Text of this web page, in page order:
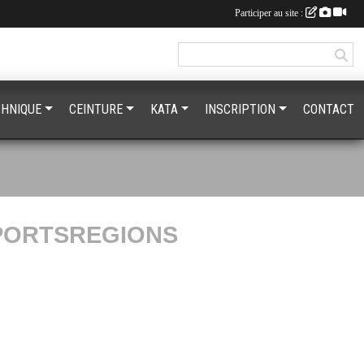
CEINTURE KATA INSCRIPTION CONTACT
Participer au site :